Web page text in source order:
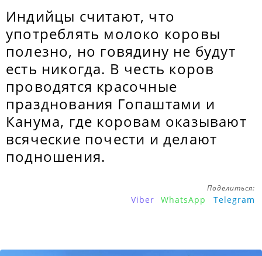
Индийцы считают, что
употреблять молоко коровы
полезно, но говядину не будут
есть никогда. В честь коров
проводятся красочные
празднования Гопаштами и
Канума, где коровам оказывают
всяческие почести и делают
подношения.
Поделиться:
Viber WhatsApp Telegram